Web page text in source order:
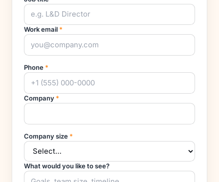
Work email *
Phone *
Company *
Company size *
What would you like to see?